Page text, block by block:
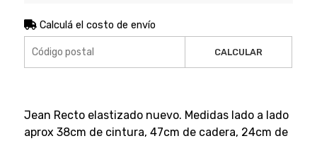
Calculá el costo de envío
CALCULAR
Jean Recto elastizado nuevo. Medidas lado a lado
aprox 38cm de cintura, 47cm de cadera, 24cm de